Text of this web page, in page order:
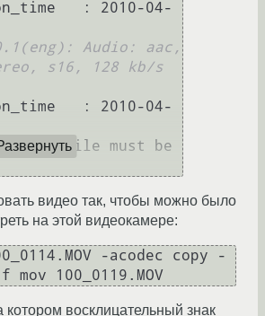
Audio: aac,
s16, 128 kb/s
file must be
видео так, чтобы можно было
на этой видеокамере:
-acodec copy -
восклицательный знак